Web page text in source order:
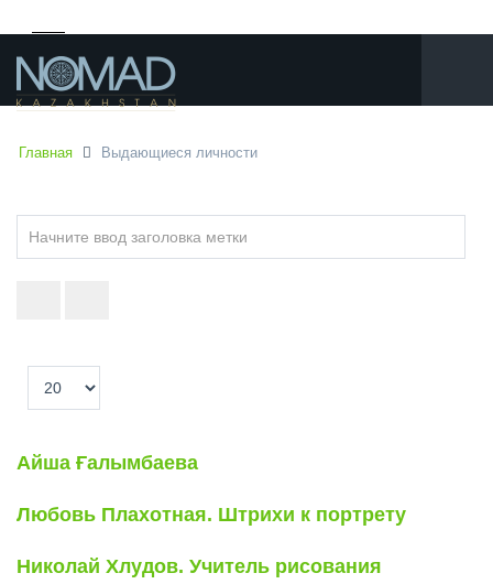
Главная Выдающиеся личности
ввод
заголовка
строк:
Айша Ғалымбаева
Любовь Плахотная. Штрихи к портрету
Николай Хлудов. Учитель рисования